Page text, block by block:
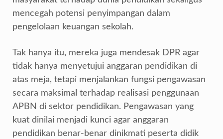
mencegah potensi penyimpangan dalam
pengelolaan keuangan sekolah.
Tak hanya itu, mereka juga mendesak DPR agar
tidak hanya menyetujui anggaran pendidikan di
atas meja, tetapi menjalankan fungsi pengawasan
secara maksimal terhadap realisasi penggunaan
APBN di sektor pendidikan. Pengawasan yang
kuat dinilai menjadi kunci agar anggaran
pendidikan benar-benar dinikmati peserta didik